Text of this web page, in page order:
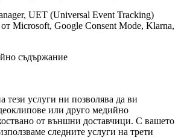
UET (Universal Event Tracking)
Microsoft, Google Consent Mode, Klarna,
съдържание
тези услуги ни позволява да ви
или друго медийно
от външни доставчици. С вашето
следните услуги на трети